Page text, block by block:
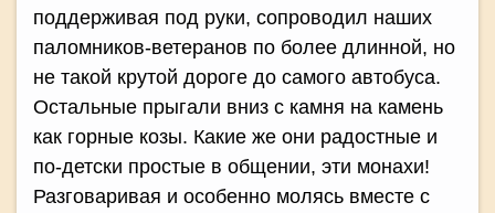
поддерживая под руки, сопроводил наших
паломников-ветеранов по более длинной, но
не такой крутой дороге до самого автобуса.
Остальные прыгали вниз с камня на камень
как горные козы. Какие же они радостные и
по-детски простые в общении, эти монахи!
Разговаривая и особенно молясь вместе с